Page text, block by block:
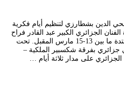
الدين بشطارزي لتنظيم أيام فكرية
الجزائري الكبير عبد القادر فراح
(1926-2005) وهذا خلال الفترة الممتدة ما بين 13-15 مارس المقبل. تحت
جزائري بفرقة شكسبير الملكية –
على مدار ثلاثة أيام …